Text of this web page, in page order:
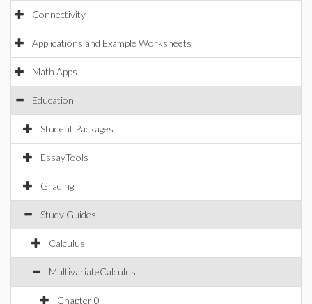
Connectivity
Applications and Example Worksheets
Math Apps
Education
Student Packages
EssayTools
Grading
Study Guides
Calculus
MultivariateCalculus
Chapter 0